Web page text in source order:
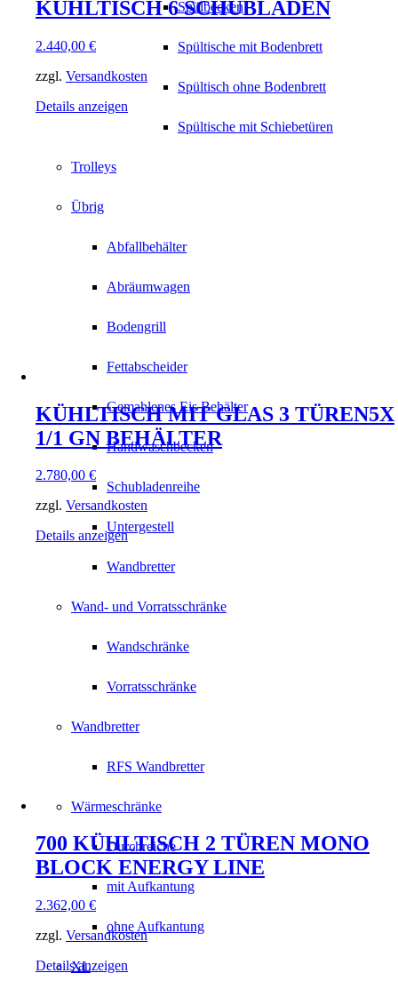
Spülbecken
Spültische mit Bodenbrett
Spültisch ohne Bodenbrett
Spültische mit Schiebetüren
Trolleys
Übrig
Abfallbehälter
Abräumwagen
Bodengrill
Fettabscheider
Gemahlenes Eis Behälter
Handwaschbecken
Schubladenreihe
Untergestell
Wandbretter
Wand- und Vorratsschränke
Wandschränke
Vorratsschränke
Wandbretter
RFS Wandbretter
Wärmeschränke
Durchreiche
mit Aufkantung
ohne Aufkantung
XL
KÜHLTISCH 6 SCHUBLADEN
2.440,00 €
zzgl. Versandkosten
Details anzeigen
KÜHLTISCH MIT GLAS 3 TÜREN5X
1/1 GN BEHÄLTER
2.780,00 €
zzgl. Versandkosten
Details anzeigen
700 KÜHLTISCH 2 TÜREN MONO
BLOCK ENERGY LINE
2.362,00 €
zzgl. Versandkosten
Details anzeigen